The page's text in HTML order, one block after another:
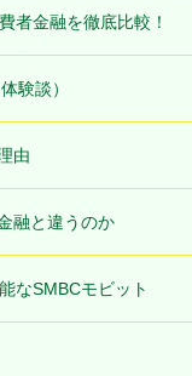
者金融を徹底比較！
験談）
由
融と違うのか
なSMBCモビット